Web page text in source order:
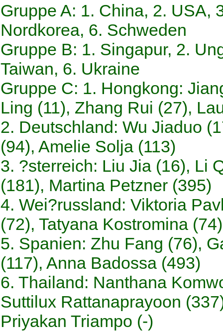
Gruppe A: 1. China, 2. USA,
Nordkorea, 6. Schweden
Gruppe B: 1. Singapur, 2.
Taiwan, 6. Ukraine
Gruppe C: 1. Hongkong:
Ling (11), Zhang Rui (27),
2. Deutschland: Wu Jiaduo
(94), Amelie Solja (113)
3. ?sterreich: Liu Jia (16), Li
(181), Martina Petzner (395)
4. Wei?russland: Viktoria
(72), Tatyana Kostromina
5. Spanien: Zhu Fang (76),
(117), Anna Badossa (493)
6. Thailand: Nanthana
Suttilux Rattanaprayoon
Priyakan Triampo (-)